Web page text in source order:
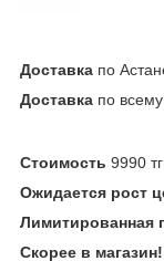
Доставка по
Доставка по всему
Стоимость 9990 тг
Ожидается рост
Лимитированная
Скорее в магазин!